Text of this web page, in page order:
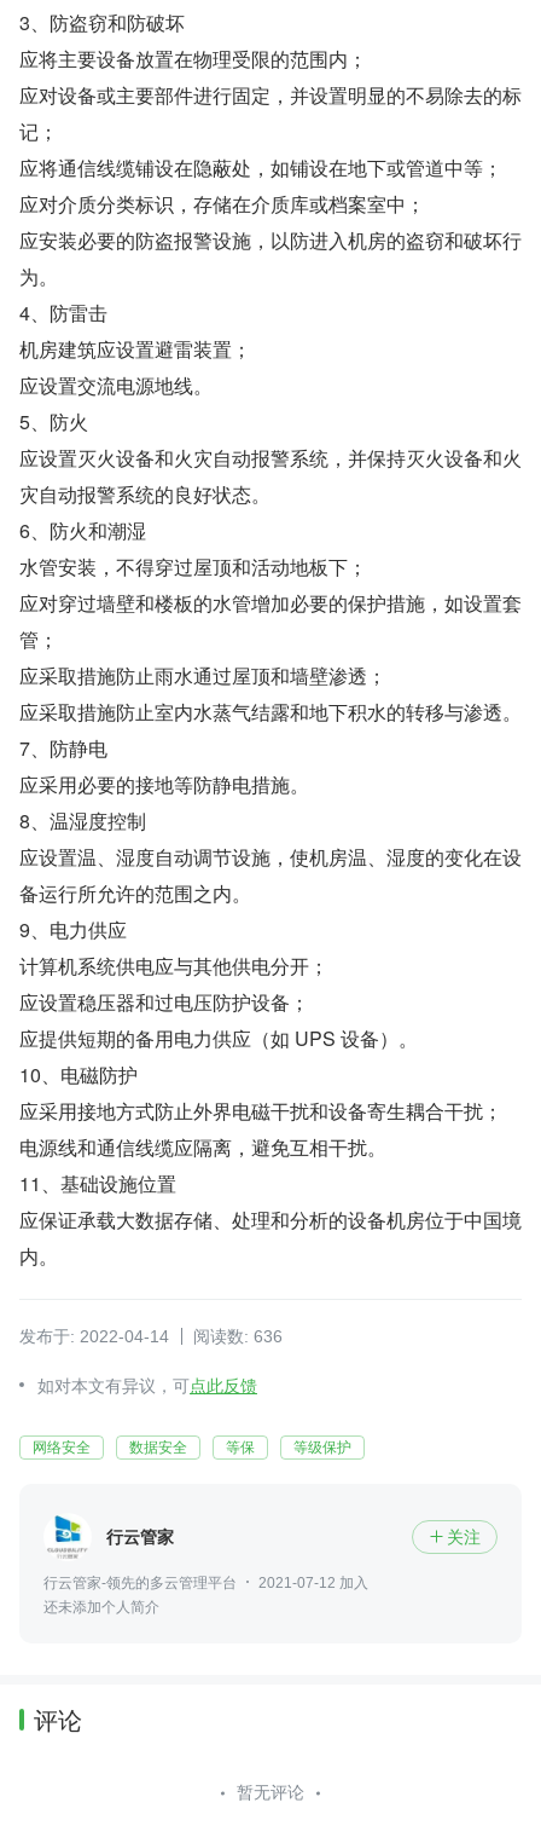
3、防盗窃和防破坏
应将主要设备放置在物理受限的范围内；
应对设备或主要部件进行固定，并设置明显的不易除去的标
记；
应将通信线缆铺设在隐蔽处，如铺设在地下或管道中等；
应对介质分类标识，存储在介质库或档案室中；
应安装必要的防盗报警设施，以防进入机房的盗窃和破坏行
为。
4、防雷击
机房建筑应设置避雷装置；
应设置交流电源地线。
5、防火
应设置灭火设备和火灾自动报警系统，并保持灭火设备和火
灾自动报警系统的良好状态。
6、防火和潮湿
水管安装，不得穿过屋顶和活动地板下；
应对穿过墙壁和楼板的水管增加必要的保护措施，如设置套
管；
应采取措施防止雨水通过屋顶和墙壁渗透；
应采取措施防止室内水蒸气结露和地下积水的转移与渗透。
7、防静电
应采用必要的接地等防静电措施。
8、温湿度控制
应设置温、湿度自动调节设施，使机房温、湿度的变化在设
备运行所允许的范围之内。
9、电力供应
计算机系统供电应与其他供电分开；
应设置稳压器和过电压防护设备；
应提供短期的备用电力供应（如 UPS 设备）。
10、电磁防护
应采用接地方式防止外界电磁干扰和设备寄生耦合干扰；
电源线和通信线缆应隔离，避免互相干扰。
11、基础设施位置
应保证承载大数据存储、处理和分析的设备机房位于中国境
内。
发布于: 2022-04-14 阅读数: 636
如对本文有异议，可点此反馈
网络安全 数据安全 等保 等级保护
行云管家  关注
行云管家-领先的多云管理平台
2021-07-12 加入
还未添加个人简介
评论
暂无评论